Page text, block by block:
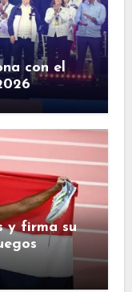
con el
y firma su